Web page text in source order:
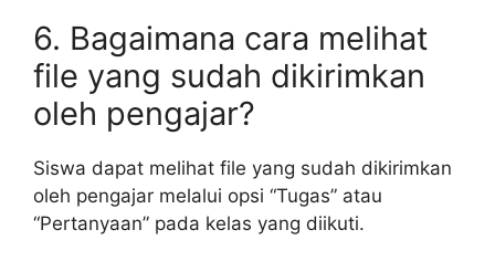
6. Bagaimana cara melihat
file yang sudah dikirimkan
oleh pengajar?
Siswa dapat melihat file yang sudah dikirimkan
oleh pengajar melalui opsi “Tugas” atau
“Pertanyaan” pada kelas yang diikuti.